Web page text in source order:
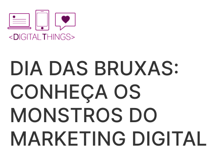
para
conteúdo
DIA DAS BRUXAS:
CONHEÇA OS
MONSTROS DO
MARKETING DIGITAL